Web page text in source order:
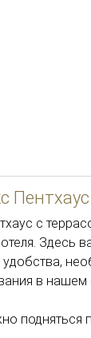
Пентхаус
с
Здесь
в нашем
подняться